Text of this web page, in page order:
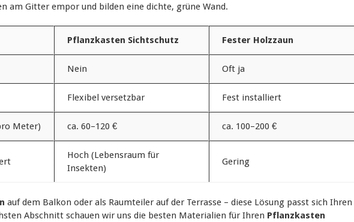
am Gitter empor und bilden eine dichte, grüne Wand.
Pflanzkasten Sichtschutz Fester Holzzaun
Nein Oft ja
Flexibel versetzbar Fest installiert
Meter) ca. 60–120 € ca. 100–200 €
Hoch (Lebensraum für
Insekten)
Gering
auf dem Balkon oder als Raumteiler auf der Terrasse – diese Lösung passt sich Ihren
Abschnitt schauen wir uns die besten Materialien für Ihren Pflanzkasten